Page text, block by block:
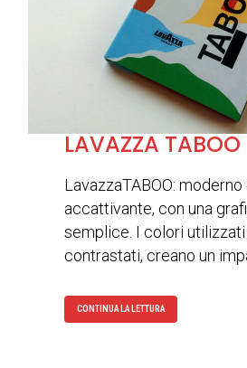
LAVAZZA TABOO
LavazzaTABOO: moderno
accattivante, con una
semplice. I colori
contrastati, creano un
CONTINUA LA LETTURA